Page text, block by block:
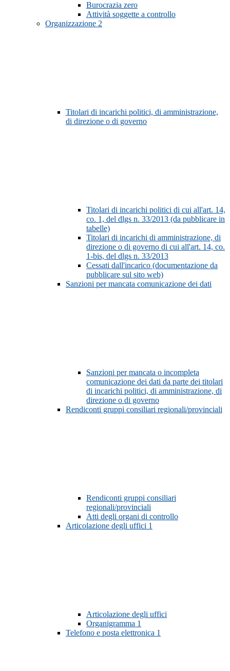
Burocrazia zero
Attività soggette a controllo
Organizzazione 2
Titolari di incarichi politici, di amministrazione,
di direzione o di governo
Titolari di incarichi politici di cui all'art. 14,
co. 1, del dlgs n. 33/2013 (da pubblicare in
tabelle)
Titolari di incarichi di amministrazione, di
direzione o di governo di cui all'art. 14, co.
1-bis, del dlgs n. 33/2013
Cessati dall'incarico (documentazione da
pubblicare sul sito web)
Sanzioni per mancata comunicazione dei dati
Sanzioni per mancata o incompleta
comunicazione dei dati da parte dei titolari
di incarichi politici, di amministrazione, di
direzione o di governo
Rendiconti gruppi consiliari regionali/provinciali
Rendiconti gruppi consiliari
regionali/provinciali
Atti degli organi di controllo
Articolazione degli uffici 1
Articolazione degli uffici
Organigramma 1
Telefono e posta elettronica 1